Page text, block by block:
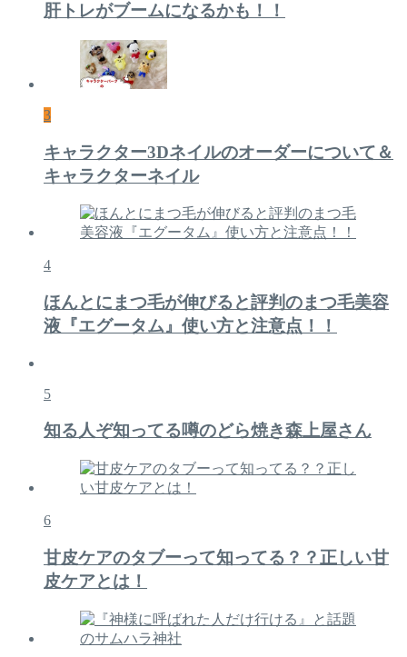
肝トレがブームになるかも！！
3
キャラクター3Dネイルのオーダーについて＆
キャラクターネイル
4
ほんとにまつ毛が伸びると評判のまつ毛美容
液『エグータム』使い方と注意点！！
5
知る人ぞ知ってる噂のどら焼き森上屋さん
6
甘皮ケアのタブーって知ってる？？正しい甘
皮ケアとは！